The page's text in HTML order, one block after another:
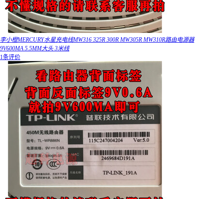
李小橙MERCURY水星充电线MW316 325R 300R MW305R MW310R路由电源器
9V600MA 5.5MM大头 3米线
1条评价